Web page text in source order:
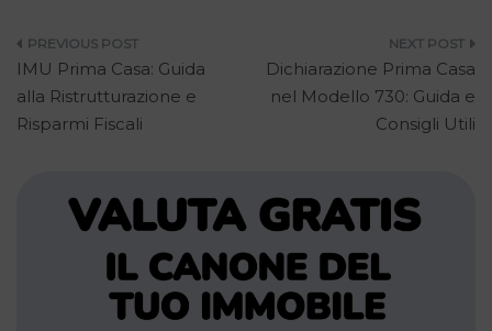
Navigazione
articoli
IMU Prima Casa: Guida
alla Ristrutturazione e
Risparmi Fiscali
Dichiarazione Prima Casa
nel Modello 730: Guida e
Consigli Utili